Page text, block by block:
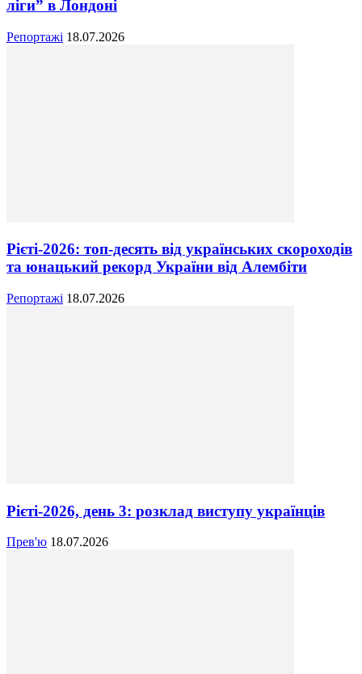
ліги” в Лондоні
Репортажі 18.07.2026
Рієті-2026: топ-десять від українських скороходів
та юнацький рекорд України від Алембіти
Репортажі 18.07.2026
Рієті-2026, день 3: розклад виступу українців
Прев'ю 18.07.2026